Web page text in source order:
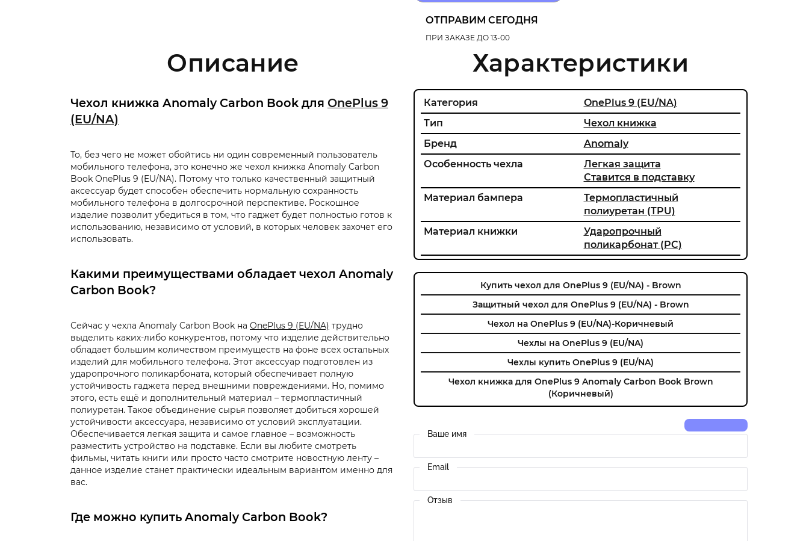
ОТПРАВИМ СЕГОДНЯ
ПРИ ЗАКАЗЕ ДО 13-00
Описание
Чехол книжка Anomaly Carbon Book для OnePlus 9
(EU/NA)
То, без чего не может обойтись ни один современный пользователь
мобильного телефона, это конечно же чехол книжка Anomaly Carbon
Book OnePlus 9 (EU/NA). Потому что только качественный защитный
аксессуар будет способен обеспечить нормальную сохранность
мобильного телефона в долгосрочной перспективе. Роскошное
изделие позволит убедиться в том, что гаджет будет полностью готов к
использованию, независимо от условий, в которых человек захочет его
использовать.
Какими преимуществами обладает чехол Anomaly
Carbon Book?
Сейчас у чехла Anomaly Carbon Book на OnePlus 9 (EU/NA) трудно
выделить каких-либо конкурентов, потому что изделие действительно
обладает большим количеством преимуществ на фоне всех остальных
изделий для мобильного телефона. Этот аксессуар подготовлен из
ударопрочного поликарбоната, который обеспечивает полную
устойчивость гаджета перед внешними повреждениями. Но, помимо
этого, есть ещё и дополнительный материал – термопластичный
полиуретан. Такое объединение сырья позволяет добиться хорошей
устойчивости аксессуара, независимо от условий эксплуатации.
Обеспечивается легкая защита и самое главное – возможность
разместить устройство на подставке. Если вы любите смотреть
фильмы, читать книги или просто часто смотрите новостную ленту –
данное изделие станет практически идеальным вариантом именно для
вас.
Где можно купить Anomaly Carbon Book?
Характеристики
Категория
OnePlus 9 (EU/NA)
Тип
Чехол книжка
Бренд
Anomaly
Особенность чехла
Легкая защита
Ставится в подставку
Материал бампера
Термопластичный
полиуретан (TPU)
Материал книжки
Ударопрочный
поликарбонат (PC)
Купить чехол для OnePlus 9 (EU/NA) - Brown
Защитный чехол для OnePlus 9 (EU/NA) - Brown
Чехол на OnePlus 9 (EU/NA)-Коричневый
Чехлы на OnePlus 9 (EU/NA)
Чехлы купить OnePlus 9 (EU/NA)
Чехол книжка для OnePlus 9 Anomaly Carbon Book Brown
(Коричневый)
Ваше имя
Email
Отзыв